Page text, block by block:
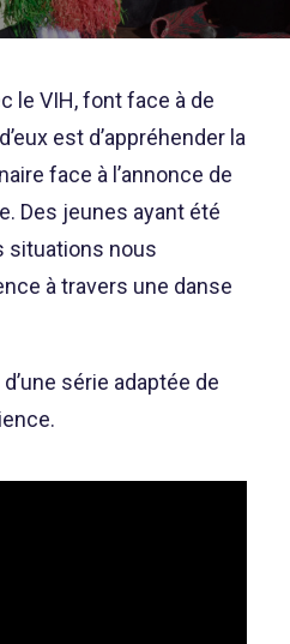
le VIH, font face à de
est d’appréhender la
face à l’annonce de
Des jeunes ayant été
situations nous
à travers une danse
série adaptée de